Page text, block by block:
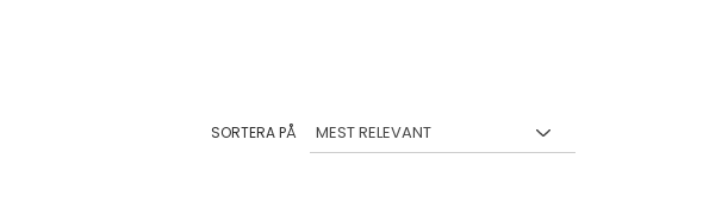
SORTERA PÅ